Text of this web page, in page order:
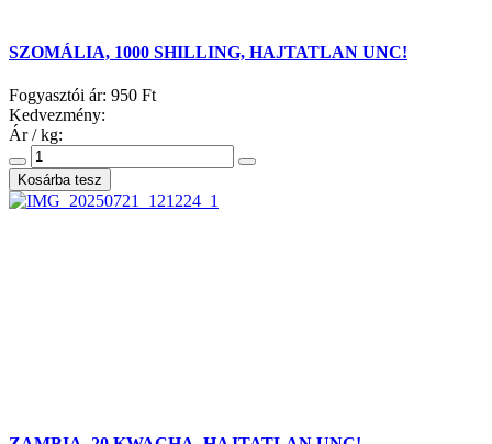
SZOMÁLIA, 1000 SHILLING, HAJTATLAN UNC!
Fogyasztói ár: 950 Ft
Kedvezmény:
Ár / kg: